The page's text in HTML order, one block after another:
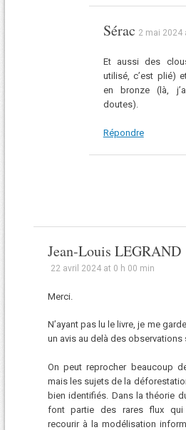
Sérac 2 mai 2024
Et aussi des
utilisé, c’est plié)
en bronze (là,
doutes).
Répondre
Jean-Louis LEGRAND
22 avril 2024 at 0 h 00 min
Merci.
N’ayant pas lu le livre, je me
un avis au delà des observations
On peut reprocher beaucoup
mais les sujets de la
bien identifiés. Dans la théorie
font partie des rares flux qui
recourir à la modélisation